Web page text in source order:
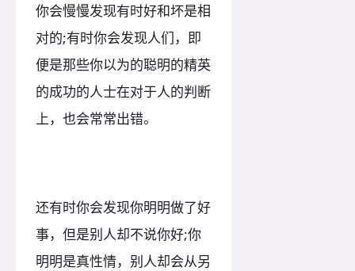
你会慢慢发现有时好和坏是相
对的;有时你会发现人们，即
便是那些你以为的聪明的精英
的成功的人士在对于人的判断
上，也会常常出错。
还有时你会发现你明明做了好
事，但是别人却不说你好;你
明明是真性情，别人却会从另